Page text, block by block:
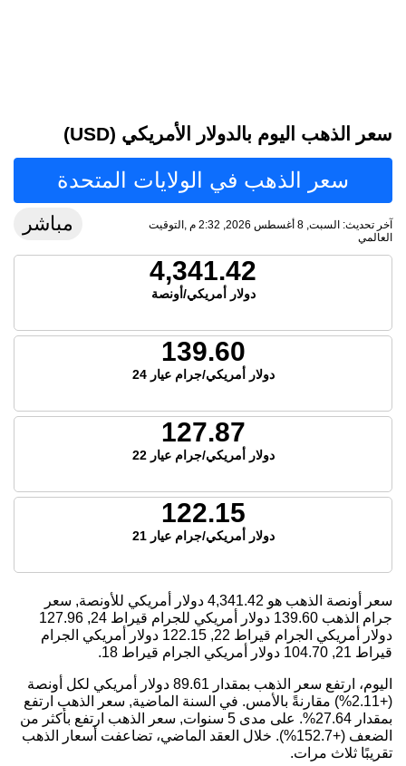
سعر الذهب اليوم بالدولار الأمريكي (USD)
سعر الذهب في الولايات المتحدة
آخر تحديث: السبت, 8 أغسطس 2026, 2:32 م ,التوقيت
العالمي
مباشر
4,341.42
دولار أمريكي/أونصة
139.60
دولار أمريكي/جرام عيار 24
127.87
دولار أمريكي/جرام عيار 22
122.15
دولار أمريكي/جرام عيار 21
سعر أونصة الذهب هو 4,341.42 دولار أمريكي للأونصة, سعر
جرام الذهب 139.60 دولار أمريكي للجرام قيراط 24,
127.96
دولار أمريكي الجرام قيراط 22,
122.15 دولار أمريكي الجرام
قيراط 21,
104.70 دولار أمريكي الجرام قيراط 18.
اليوم، ارتفع سعر الذهب بمقدار 89.61 دولار أمريكي لكل أونصة
(+2.11%) مقارنةً بالأمس. في السنة الماضية, سعر الذهب ارتفع
بمقدار 27.64%. على مدى 5 سنوات, سعر الذهب ارتفع بأكثر من
الضعف (+152.7%). خلال العقد الماضي، تضاعفت أسعار الذهب
تقريبًا ثلاث مرات.